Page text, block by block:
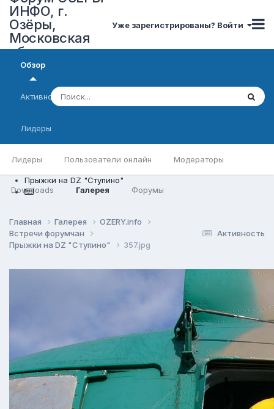
ИНФО, г.
Озёры,
Московская
область
Уже зарегистрированы? Войти
Обзор
Лидеры Пользователи онлайн Модераторы
Downloads Галерея Форумы
Активность
Лидеры
Прыжки на DZ "Ступино"
Активность
Главная Галерея
OZERY.info
Встречи форумчан
Прыжки на DZ "Ступино"
357.jpg